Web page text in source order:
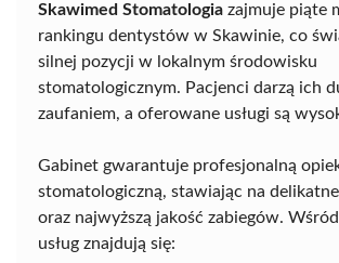
Skawimed Stomatologia zajmuje piąte
rankingu dentystów w Skawinie, co
silnej pozycji w lokalnym środowisku
stomatologicznym. Pacjenci darzą ich
zaufaniem, a oferowane usługi są
Gabinet gwarantuje profesjonalną
stomatologiczną, stawiając na
oraz najwyższą jakość zabiegów.
usług znajdują się: